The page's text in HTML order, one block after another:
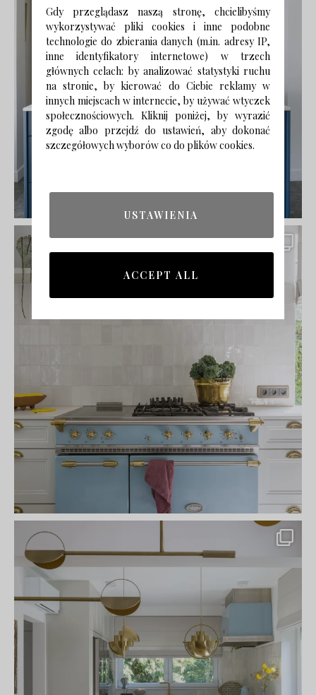
Gdy przeglądasz naszą stronę, chcielibyśmy
wykorzystywać pliki cookies i inne podobne
technologie do zbierania danych (m.in. adresy IP,
inne identyfikatory internetowe) w trzech
głównych celach: by analizować statystyki ruchu
na stronie, by kierować do Ciebie reklamy w
innych miejscach w internecie, by używać wtyczek
społecznościowych. Kliknij poniżej, by wyrazić
zgodę albo przejdź do ustawień, aby dokonać
szczegółowych wyborów co do plików cookies.
USTAWIENIA
ACCEPT ALL